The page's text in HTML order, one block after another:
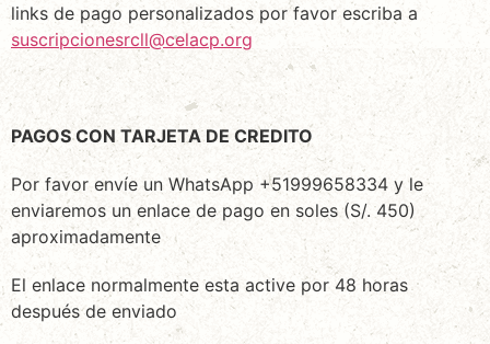
links de pago personalizados por favor escriba a
suscripcionesrcll@celacp.org
PAGOS CON TARJETA DE CREDITO
Por favor envíe un WhatsApp +51999658334 y le
enviaremos un enlace de pago en soles (S/. 450)
aproximadamente
El enlace normalmente esta active por 48 horas
después de enviado